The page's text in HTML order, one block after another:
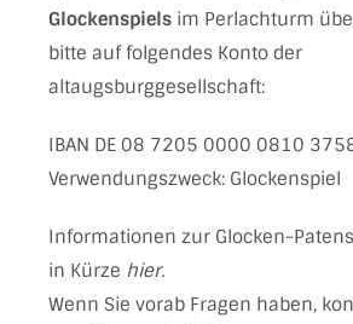
Glockenspiels im Perlachturm
bitte auf folgendes Konto der
altaugsburggesellschaft:
IBAN DE 08 7205 0000 0810
Verwendungszweck: Glockenspiel
Informationen zur Glocken-
in Kürze hier.
Wenn Sie vorab Fragen haben,